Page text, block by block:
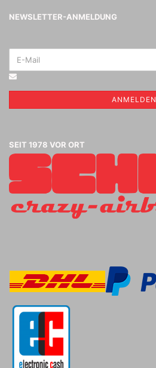
NEWSLETTER-ANMELDUNG
ANMELDEN
SEIT 1978 VOR ORT